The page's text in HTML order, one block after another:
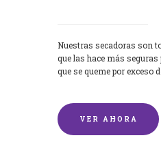
Nuestras secadoras son
que las hace más
que se queme por exceso
VER AHORA